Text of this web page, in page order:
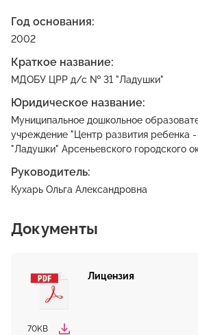
Год основания:
2002
Краткое название:
МДОБУ ЦРР д/с № 31 "Ладушки"
Юридическое название:
Муниципальное дошкольное
учреждение "Центр развития ребенка
"Ладушки" Арсеньевского городского
Руководитель:
Кухарь Ольга Александровна
Документы
Лицензия
70KB